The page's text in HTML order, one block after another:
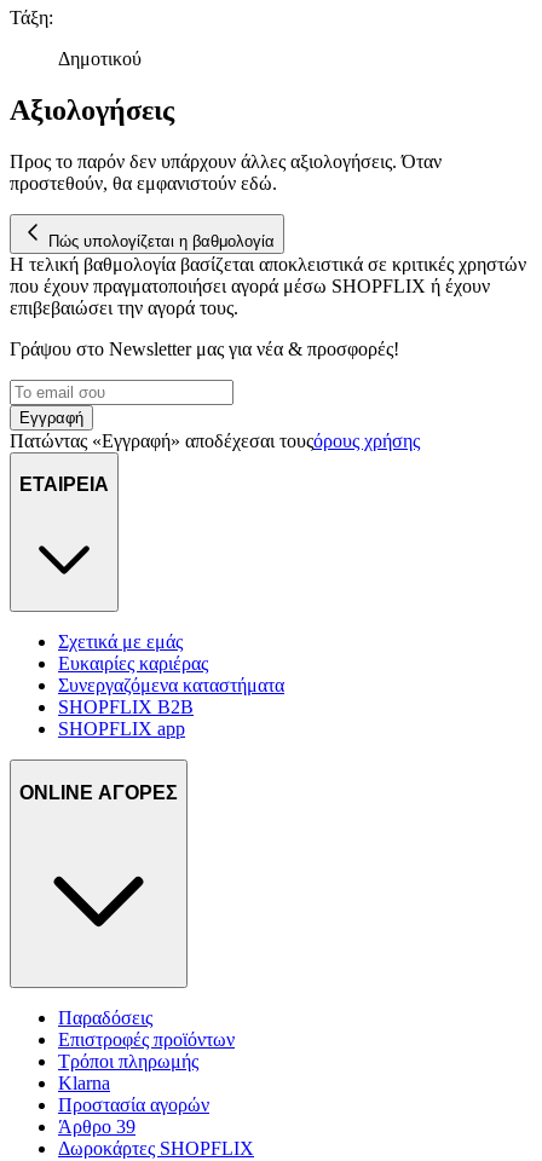
Τάξη:
Δημοτικού
Αξιολογήσεις
Προς το παρόν δεν υπάρχουν άλλες αξιολογήσεις. Όταν
προστεθούν, θα εμφανιστούν εδώ.
Πώς υπολογίζεται η βαθμολογία
Η τελική βαθμολογία βασίζεται αποκλειστικά σε κριτικές χρηστών
που έχουν πραγματοποιήσει αγορά μέσω SHOPFLIX ή έχουν
επιβεβαιώσει την αγορά τους.
Γράψου στο Νewsletter μας για νέα & προσφορές!
Εγγραφή
Πατώντας «Εγγραφή» αποδέχεσαι τουςόρους χρήσης
ΕΤΑΙΡΕΙΑ
Σχετικά με εμάς
Ευκαιρίες καριέρας
Συνεργαζόμενα καταστήματα
SHOPFLIX B2B
SHOPFLIX app
ONLINE ΑΓΟΡΕΣ
Παραδόσεις
Επιστροφές προϊόντων
Τρόποι πληρωμής
Klarna
Προστασία αγορών
Άρθρο 39
Δωροκάρτες SHOPFLIX